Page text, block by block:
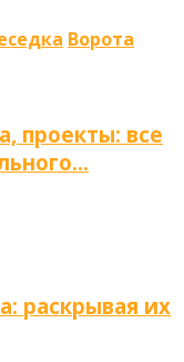
Ворота
проекты: все
раскрывая их